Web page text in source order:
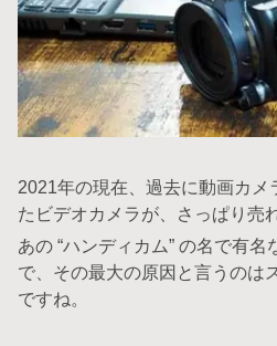
2021年の現在、過去に動画カ
たビデオカメラが、さっぱり売
あの “ハンディカム” の名で有
で、その最大の原因と言うのは
ですね。